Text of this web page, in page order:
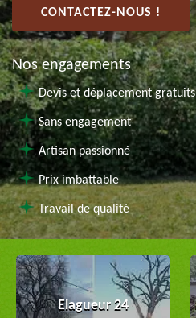
CONTACTEZ-NOUS !
Nos engagements
Devis et déplacement gratuits
Sans engagement
Artisan passionné
Prix imbattable
Travail de qualité
Elagueur 24